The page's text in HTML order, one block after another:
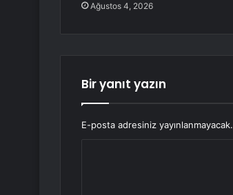
Ağustos 4, 2026
Bir yanıt yazın
E-posta adresiniz yayınlanmayacak.